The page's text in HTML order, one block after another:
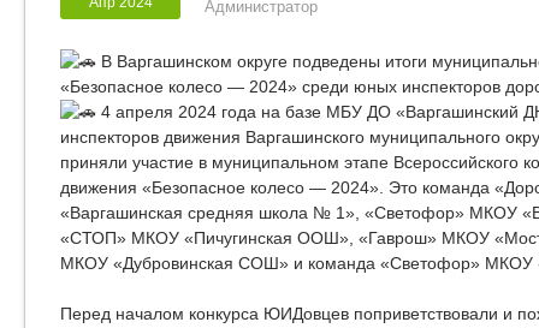
Администратор
В Варгашинском округе подведены итоги
«Безопасное колесо — 2024» среди юных инспекторов
4 апреля 2024 года на базе МБУ ДО «Варгашинский
инспекторов движения Варгашинского муниципального
приняли участие в муниципальном этапе Всероссийского
движения «Безопасное колесо — 2024». Это команда
«Варгашинская средняя школа № 1», «Светофор» МКОУ
«СТОП» МКОУ «Пичугинская ООШ», «Гаврош» МКОУ
МКОУ «Дубровинская СОШ» и команда «Светофор» МКОУ
Перед началом конкурса ЮИДовцев поприветствовали и